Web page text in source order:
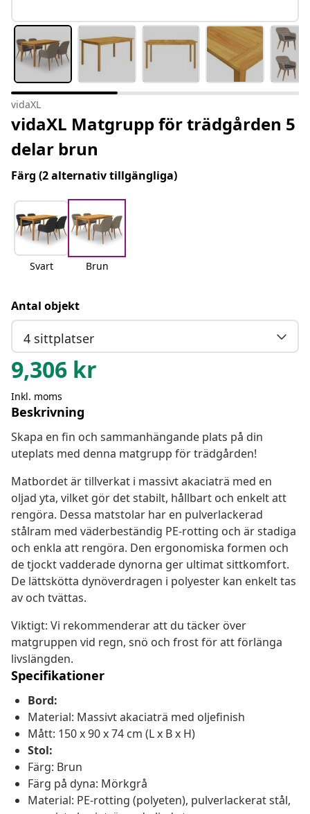
vidaXL
vidaXL Matgrupp för trädgården 5
delar brun
Färg (2 alternativ tillgängliga)
Svart Brun
Antal objekt
4 sittplatser
9,306 kr
Inkl. moms
Beskrivning
Skapa en fin och sammanhängande plats på din
uteplats med denna matgrupp för trädgården!
Matbordet är tillverkat i massivt akaciaträ med en
oljad yta, vilket gör det stabilt, hållbart och enkelt att
rengöra. Dessa matstolar har en pulverlackerad
stålram med väderbeständig PE-rotting och är stadiga
och enkla att rengöra. Den ergonomiska formen och
de tjockt vadderade dynorna ger ultimat sittkomfort.
De lättskötta dynöverdragen i polyester kan enkelt tas
av och tvättas.
Viktigt: Vi rekommenderar att du täcker över
matgruppen vid regn, snö och frost för att förlänga
livslängden.
Specifikationer
Bord:
Material: Massivt akaciaträ med oljefinish
Mått: 150 x 90 x 74 cm (L x B x H)
Stol:
Färg: Brun
Färg på dyna: Mörkgrå
Material: PE-rotting (polyeten), pulverlackerat stål,